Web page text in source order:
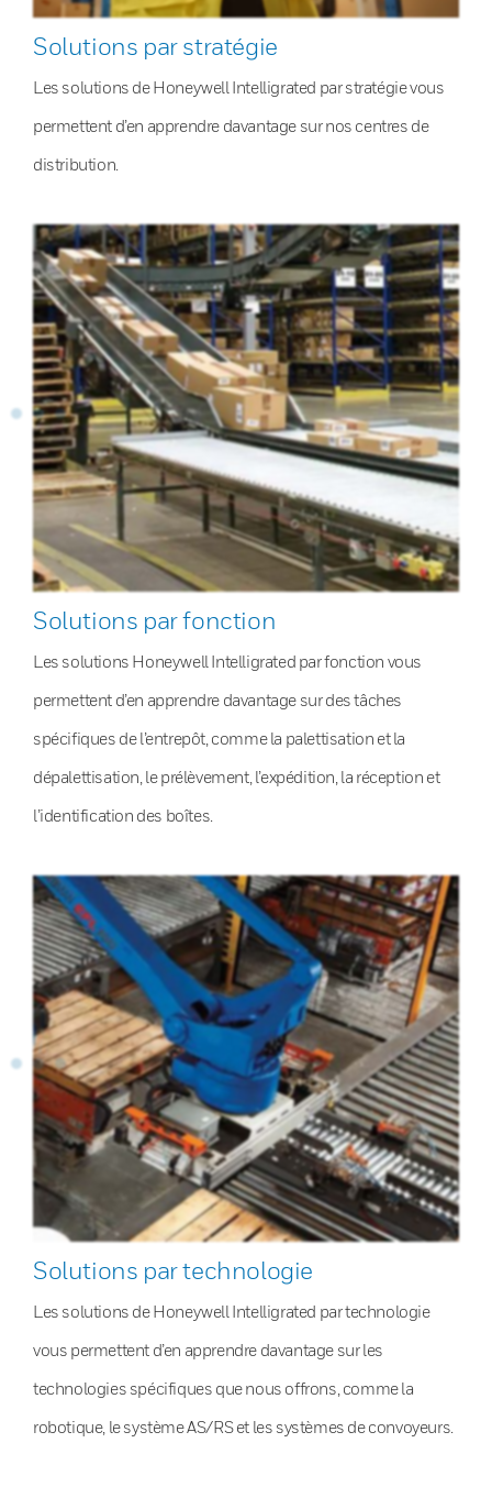
Solutions par stratégie
Les solutions de Honeywell Intelligrated par stratégie vous
permettent d’en apprendre davantage sur nos centres de
distribution.
Solutions par fonction
Les solutions Honeywell Intelligrated par fonction vous
permettent d’en apprendre davantage sur des tâches
spécifiques de l’entrepôt, comme la palettisation et la
dépalettisation, le prélèvement, l’expédition, la réception et
l’identification des boîtes.
Solutions par technologie
Les solutions de Honeywell Intelligrated par technologie
vous permettent d’en apprendre davantage sur les
technologies spécifiques que nous offrons, comme la
robotique, le système AS/RS et les systèmes de convoyeurs.